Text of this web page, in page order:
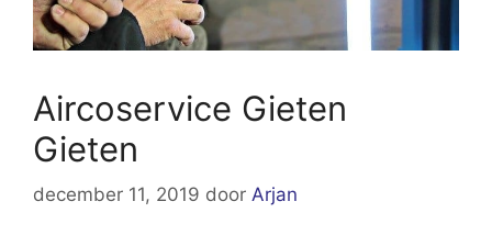
Aircoservice Gieten
Gieten
december 11, 2019 door Arjan